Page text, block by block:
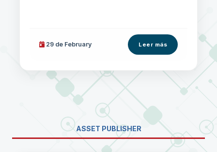
29 de February Leer más
ASSET PUBLISHER